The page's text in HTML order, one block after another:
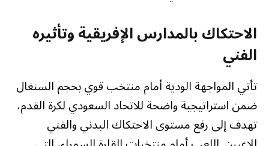
الاحتكاك بالمدارس الإفريقية وتأثيره
الفني
تأتي المواجهة الودية أمام منتخب قوي بحجم السنغال
ضمن استراتيجية واضحة للاتحاد السعودي لكرة القدم،
تهدف إلى رفع مستوى الاحتكاك البدني والفني